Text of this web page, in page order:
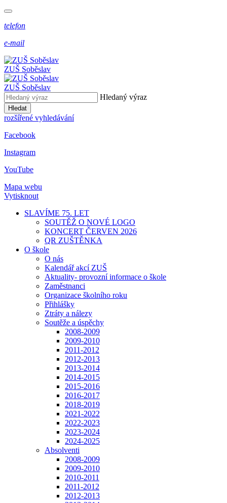
telefon
e-mail
ZUŠ Soběslav
ZUŠ Soběslav
Hledaný výraz
Hledat
rozšířené vyhledávání
Facebook
Instagram
YouTube
Mapa webu
Vytisknout
SLAVÍME 75. LET
SOUTĚŽ O NOVÉ LOGO
KONCERT ČERVEN 2026
QR ZUŠTĚNKA
O škole
O nás
Kalendář akcí ZUŠ
Aktuality- provozní informace o škole
Zaměstnanci
Organizace školního roku
Přihlášky
Ztráty a nálezy
Soutěže a úspěchy
2008-2009
2009-2010
2011-2012
2012-2013
2013-2014
2014-2015
2015-2016
2016-2017
2018-2019
2021-2022
2022-2023
2023-2024
2024-2025
Absolventi
2008-2009
2009-2010
2010-2011
2011-2012
2012-2013